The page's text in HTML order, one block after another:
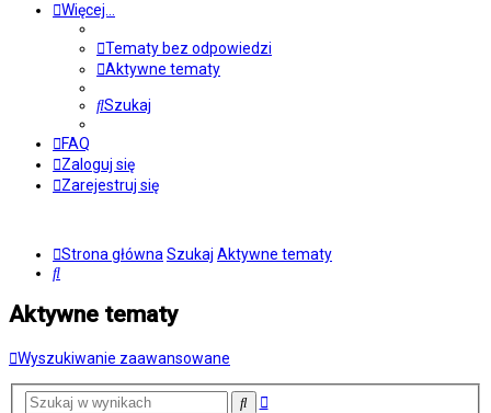
Więcej…
Tematy bez odpowiedzi
Aktywne tematy
Szukaj
FAQ
Zaloguj się
Zarejestruj się
Strona główna Szukaj Aktywne tematy
Szukaj
Aktywne tematy
Wyszukiwanie zaawansowane
SzukajWyszukiwanie